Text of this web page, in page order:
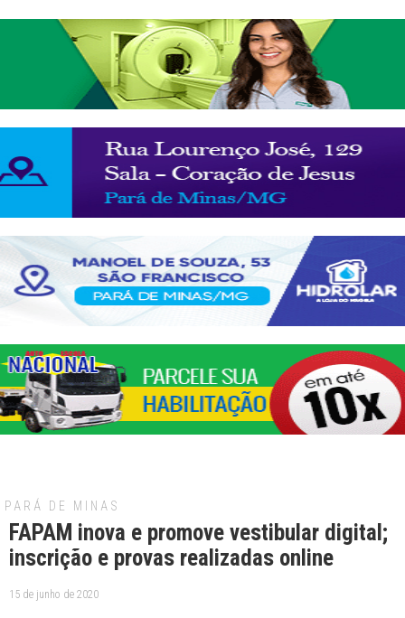
PARÁ DE MINAS
FAPAM inova e promove vestibular digital;
inscrição e provas realizadas online
15 de junho de 2020